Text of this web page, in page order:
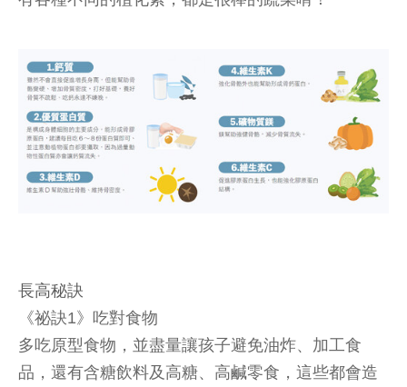
長高秘訣
《祕訣1》吃對食物
多吃原型食物，並盡量讓孩子避免油炸、加工食
品，還有含糖飲料及高糖、高鹹零食，這些都會造